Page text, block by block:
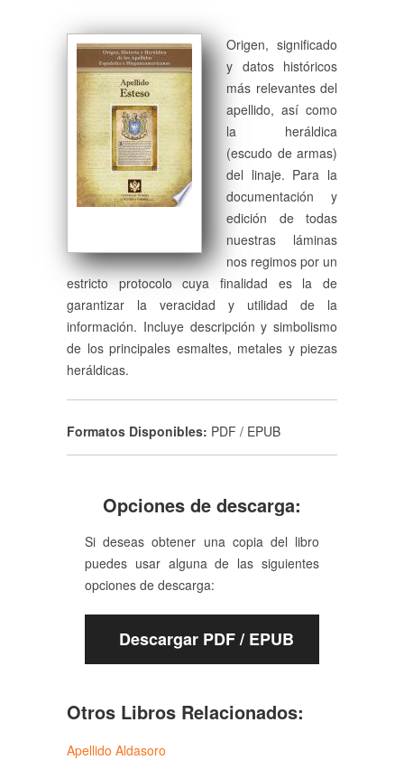
Origen, significado
y datos históricos
más relevantes del
apellido, así como
la heráldica
(escudo de armas)
del linaje. Para la
documentación y
edición de todas
nuestras láminas
nos regimos por un
estricto protocolo cuya finalidad es la de
garantizar la veracidad y utilidad de la
información. Incluye descripción y simbolismo
de los principales esmaltes, metales y piezas
heráldicas.
Formatos Disponibles: PDF / EPUB
Opciones de descarga:
Si deseas obtener una copia del libro
puedes usar alguna de las siguientes
opciones de descarga:
Descargar PDF / EPUB
Otros Libros Relacionados:
Apellido Aldasoro